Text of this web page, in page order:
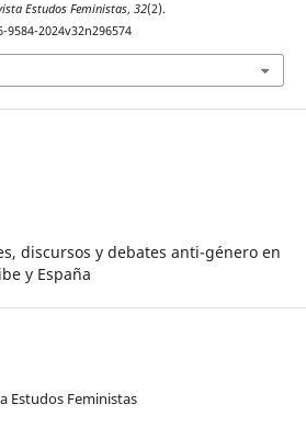
Estudos Feministas, 32(2).
2024v32n296574
discursos y debates anti-género en
y España
Estudos Feministas